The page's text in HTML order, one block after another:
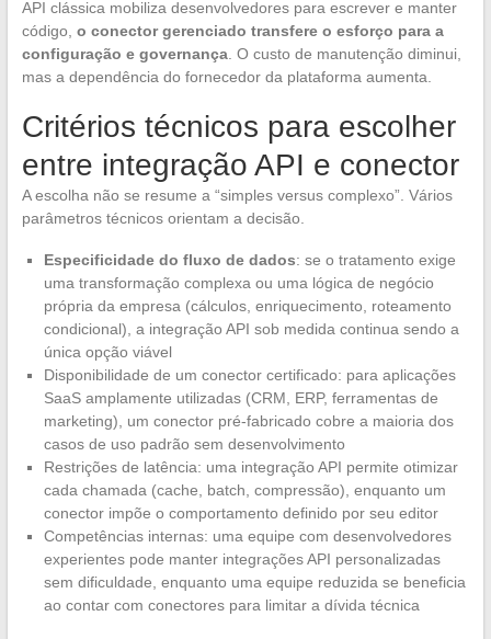
API clássica mobiliza desenvolvedores para escrever e manter
código, o conector gerenciado transfere o esforço para a
configuração e governança. O custo de manutenção diminui,
mas a dependência do fornecedor da plataforma aumenta.
Critérios técnicos para escolher
entre integração API e conector
A escolha não se resume a “simples versus complexo”. Vários
parâmetros técnicos orientam a decisão.
Especificidade do fluxo de dados: se o tratamento exige
uma transformação complexa ou uma lógica de negócio
própria da empresa (cálculos, enriquecimento, roteamento
condicional), a integração API sob medida continua sendo a
única opção viável
Disponibilidade de um conector certificado: para aplicações
SaaS amplamente utilizadas (CRM, ERP, ferramentas de
marketing), um conector pré-fabricado cobre a maioria dos
casos de uso padrão sem desenvolvimento
Restrições de latência: uma integração API permite otimizar
cada chamada (cache, batch, compressão), enquanto um
conector impõe o comportamento definido por seu editor
Competências internas: uma equipe com desenvolvedores
experientes pode manter integrações API personalizadas
sem dificuldade, enquanto uma equipe reduzida se beneficia
ao contar com conectores para limitar a dívida técnica